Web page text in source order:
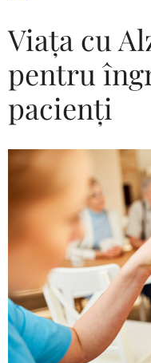
Viața cu
pentru
pacienți